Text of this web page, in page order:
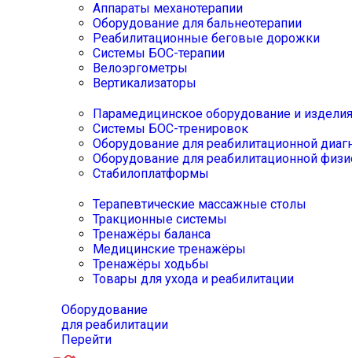
Аппараты механотерапии
Оборудование для бальнеотерапии
Реабилитационные беговые дорожки
Системы БОС-терапии
Велоэргометры
Вертикализаторы
Парамедицинское оборудование и изделия
Системы БОС-тренировок
Оборудование для реабилитационной
Оборудование для реабилитационной
Стабилоплатформы
Терапевтические массажные столы
Тракционные системы
Тренажёры баланса
Медицинские тренажёры
Тренажёры ходьбы
Товары для ухода и реабилитации
Оборудование
для реабилитации
Перейти